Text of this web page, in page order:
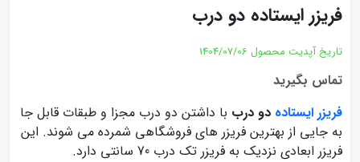
فریزر ایستاده دو درب
تاریخ آپدیت محصول 1404/07/06
تماس بگیرید
فریزر ایستاده دو درب با داشتن دو درب مجزا و طبقات قابل جا
به جایی از بهترین فریزر های فروشگاهی شمرده می شوند. این
فریزر ابعادی نزدیک به فریزر تک درب 70 سانتی دارد.